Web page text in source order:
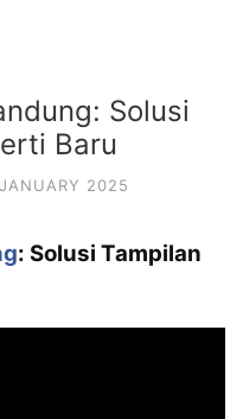
Solusi
Baru
2025
: Solusi Tampilan